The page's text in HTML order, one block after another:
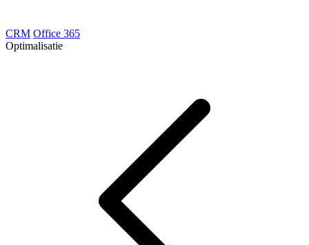
CRM Office 365
Optimalisatie